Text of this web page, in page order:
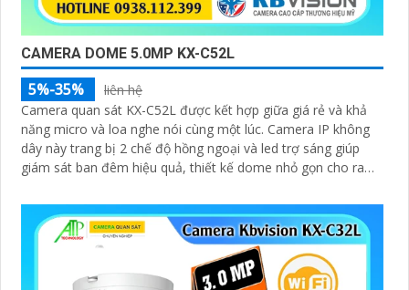
CAMERA DOME 5.0MP KX-C52L
5%-35%
liên hệ
Camera quan sát KX-C52L được kết hợp giữa giá rẻ và khả
năng micro và loa nghe nói cùng một lúc. Camera IP không
dây này trang bị 2 chế độ hồng ngoại và led trợ sáng giúp
giám sát ban đêm hiệu quả, thiết kế dome nhỏ gọn cho ra